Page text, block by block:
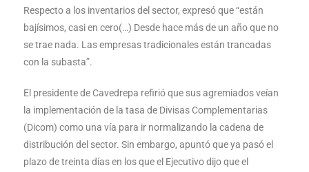
Respecto a los inventarios del sector, expresó que “están
bajísimos, casi en cero(…) Desde hace más de un año que no
se trae nada. Las empresas tradicionales están trancadas
con la subasta”.
El presidente de Cavedrepa refirió que sus agremiados veían
la implementación de la tasa de Divisas Complementarias
(Dicom) como una vía para ir normalizando la cadena de
distribución del sector. Sin embargo, apuntó que ya pasó el
plazo de treinta días en los que el Ejecutivo dijo que el